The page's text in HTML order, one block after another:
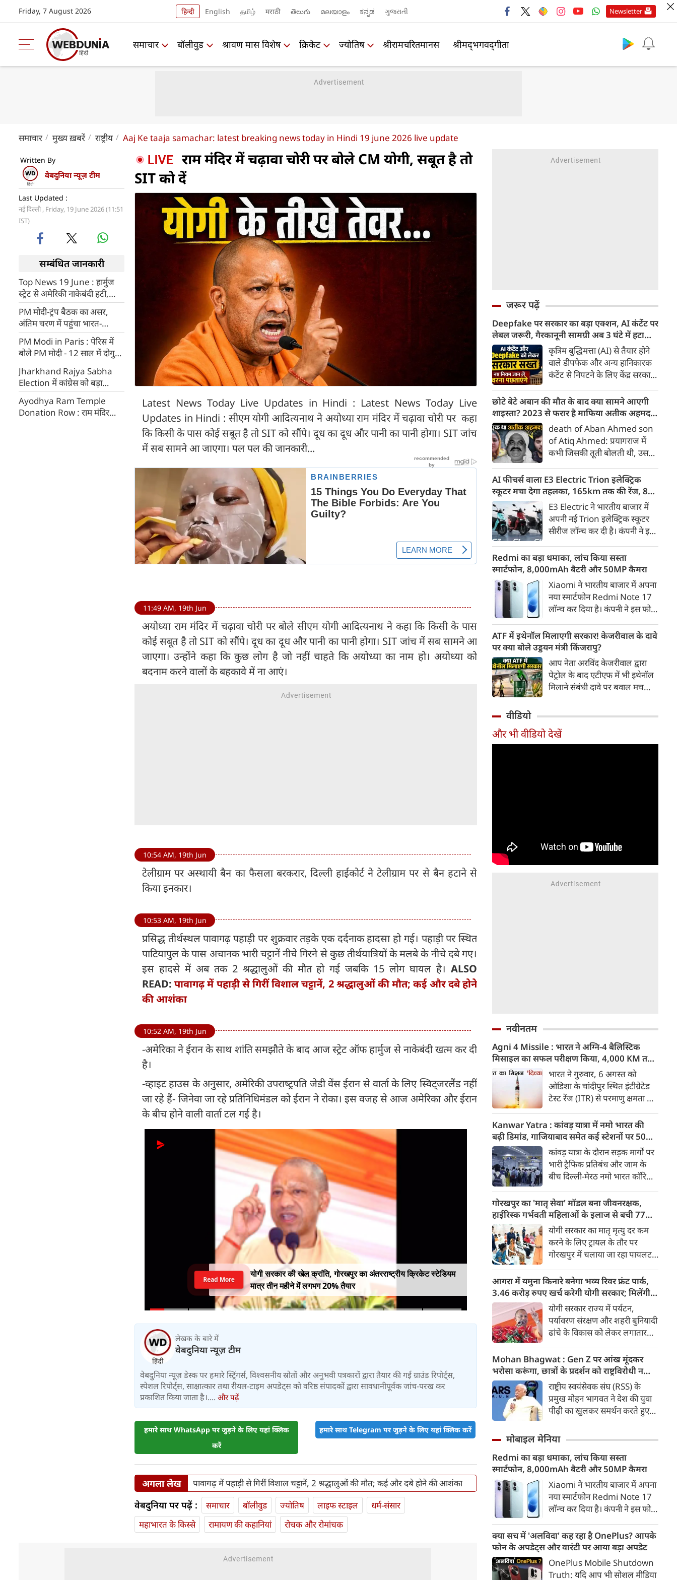
Friday, 7 August 2026 हिन्दी English தமிழ் मराठी తెలుగు മലയാളം ಕನ್ನಡ ગુજરાતી Newsletter
समाचार बॉलीवुड श्रावण मास विशेष क्रिकेट ज्योतिष श्रीरामचरितमानस श्रीमद्‍भगवद्‍गीता
समाचार मुख्य ख़बरें राष्ट्रीय Aaj Ke taaja samachar: latest breaking news today in Hindi 19 june 2026 live update
Written By
वेबदुनिया न्यूज़ टीम
Last Updated :
नई दिल्ली , Friday, 19 June 2026 (11:51
IST)
सम्बंधित जानकारी
Top News 19 June : हार्मुज
स्ट्रेट से अमेरिकी नाकेबंदी हटी,
ईरान से वार्ता टली; सोने के आयात
में 70% गिरावट
PM मोदी-ट्रंप बैठक का असर,
अंतिम चरण में पहुंचा भारत-
अमेरिका व्यापार समझौता
PM Modi in Paris : पेरिस में
बोले PM मोदी - 12 साल में दोगुनी
हुई भारत की GDP, एयरपोर्ट और
यूनिवर्सिटी की संख्या में भी बड़ा
इजाफा
Jharkhand Rajya Sabha
Election में कांग्रेस को बड़ा
झटका, NDA समर्थित परिमल
नाथवानी की जीत
Ayodhya Ram Temple
Donation Row : राम मंदिर
राम मंदिर में चढ़ावा चोरी पर बोले CM योगी, सबूत है तो
SIT को दें
Latest News Today Live Updates in Hindi : Latest News Today Live
Updates in Hindi : सीएम योगी आदित्यनाथ ने अयोध्या राम मंदिर में चढ़ावा चोरी पर कहा
कि किसी के पास कोई सबूत है तो SIT को सौंपे। दूध का दूध और पानी का पानी होगा। SIT जांच
में सब सामने आ जाएगा। पल पल की जानकारी...
11:49 AM, 19th Jun
अयोध्या राम मंदिर में चढ़ावा चोरी पर बोले सीएम योगी आदित्यनाथ ने कहा कि किसी के पास
कोई सबूत है तो SIT को सौंपे। दूध का दूध और पानी का पानी होगा। SIT जांच में सब सामने आ
जाएगा। उन्होंने कहा कि कुछ लोग है जो नहीं चाहते कि अयोध्या का नाम हो। अयोध्या को
बदनाम करने वालों के बहकावे में ना आएं।
10:54 AM, 19th Jun
टेलीग्राम पर अस्थायी बैन का फैसला बरकरार, दिल्ली हाईकोर्ट ने टेलीग्राम पर से बैन हटाने से
किया इनकार।
10:53 AM, 19th Jun
प्रसिद्ध तीर्थस्थल पावागढ़ पहाड़ी पर शुक्रवार तड़के एक दर्दनाक हादसा हो गई। पहाड़ी पर स्थित
पाटियापुल के पास अचानक भारी चट्टानें नीचे गिरने से कुछ तीर्थयात्रियों के मलबे के नीचे दबे गए।
इस हादसे में अब तक 2 श्रद्धालुओं की मौत हो गई जबकि 15 लोग घायल है। ALSO
READ:पावागढ़ में पहाड़ी से गिरीं विशाल चट्टानें, 2 श्रद्धालुओं की मौत; कई और दबे होने
की आशंका
10:52 AM, 19th Jun
-अमेरिका ने ईरान के साथ शांति समझौते के बाद आज स्ट्रेट ऑफ हार्मुज से नाकेबंदी खत्म कर दी
है।
-व्हाइट हाउस के अनुसार, अमेरिकी उपराष्‍ट्रपति जेडी वेंस ईरान से वार्ता के लिए स्विट्जरलैंड नहीं
जा रहे हैं- जिनेवा जा रहे प्रतिनिधिमंडल को ईरान ने रोका। इस वजह से आज अमेरिका और ईरान
के बीच होने वाली वार्ता टल गई है।
योगी सरकार की खेल क्रांति, गोरखपुर का अंतरराष्ट्रीय क्रिकेट स्टेडियम
मात्र तीन महीने में लगभग 20% तैयार
Read More
लेखक के बारे में
वेबदुनिया न्यूज़ टीम
वेबदुनिया न्यूज़ डेस्क पर हमारे स्ट्रिंगर्स, विश्वसनीय स्रोतों और अनुभवी पत्रकारों द्वारा तैयार की गई ग्राउंड रिपोर्ट्स,
स्पेशल रिपोर्ट्स, साक्षात्कार तथा रीयल-टाइम अपडेट्स को वरिष्ठ संपादकों द्वारा सावधानीपूर्वक जांच-परख कर
प्रकाशित किया जाता है।.... और पढ़ें
हमारे साथ WhatsApp पर जुड़ने के लिए यहां क्लिक
करें
हमारे साथ Telegram पर जुड़ने के लिए यहां क्लिक करें
अगला लेख पावागढ़ में पहाड़ी से गिरीं विशाल चट्टानें, 2 श्रद्धालुओं की मौत; कई और दबे होने की आशंका
वेबदुनिया पर पढ़ें : समाचार बॉलीवुड ज्योतिष लाइफ स्‍टाइल
धर्म-संसार
महाभारत के किस्से
रामायण की कहानियां रोचक और रोमांचक
जरूर पढ़ें
Deepfake पर सरकार का बड़ा एक्शन, AI कंटेंट पर
लेबल जरूरी, गैरकानूनी सामग्री अब 3 घंटे में हटानी
होगी, नए नियम जान लें वरना पछताएंगे
कृत्रिम बुद्धिमत्ता (AI) से तैयार होने
वाले डीपफेक और अन्य हानिकारक
कंटेंट से निपटने के लिए केंद्र सरकार
किया है। सरकार ने AI से तैयार कंटेंट
पर स्पष्ट लेबल और पहचान योग्य
मेटाडेटा उपलब्ध कराना अनिवार्य
किया है। साथ ही, सरकारी या
न्यायालय के आदेश के आधार पर
गैरकानूनी जानकारी हटाने की
समयसीमा 36 घंटे से घटाकर 3 घंटे
कर दी गई है।
छोटे बेटे अबान की मौत के बाद क्या सामने आएगी
शाइस्ता? 2023 से फरार है माफिया अतीक अहमद
की पत्नी
death of Aban Ahmed son
of Atiq Ahmed: प्रयागराज में
कभी जिसकी तूती बोलती थी, उस
अहमद के कुनबे पर कानून और
किस्मत की दोहरी मार पड़ रही है।
जिस झांसी जिले में अप्रैल 2023 में
अतीक के एनकाउंटर में मारे गए बेटे
असद की सांसें थमी थीं, उसी झांसी में
अब उसके छोटे बेटे अबान की भीषण
सड़क दुर्घटना में जान चली गई है।
AI फीचर्स वाला E3 Electric Trion इलेक्ट्रिक
स्कूटर मचा देगा तहलका, 165km तक की रेंज, 8
साल की बैटरी वारंटी, कीमत जानेंगे तो हो जाएंगे
हैरान
E3 Electric ने भारतीय बाजार में
अपनी नई Trion इलेक्ट्रिक स्कूटर
सीरीज लॉन्च कर दी है। कंपनी ने इसे
पेश किया है। Trion की शुरुआती
कीमत 99,999 रुपए (एक्स-शोरूम,
बेंगलुरु) रखी गई है। फिलहाल इसकी
बुकिंग बेंगलुरु के ग्राहकों के लिए
कंपनी की आधिकारिक वेबसाइट के
जरिए शुरू की गई है। आने वाले समय
में इसे दूसरे शहरों में भी उपलब्ध
कराया जाएगा।
Redmi का बड़ा धमाका, लांच किया सस्ता
स्मार्टफोन, 8,000mAh बैटरी और 50MP कैमरा
Xiaomi ने भारतीय बाजार में अपना
नया स्मार्टफोन Redmi Note 17
लॉन्च कर दिया है। कंपनी ने इस फोन
डिस्प्ले, 8,000mAh की बड़ी बैटरी
और Qualcomm Snapdragon
चिपसेट के साथ पेश किया है। फोन में
50MP का मेन कैमरा दिया गया है।
इसके अलावा Redmi Note 17 में
Corning Gorilla Glass 7i
चेसिस जैसे फीचर्स मिलते हैं।
ATF में इथेनॉल मिलाएगी सरकार! केजरीवाल के दावे
पर क्या बोले उड्डयन मंत्री किंजरापु?
आप नेता अरविंद केजरीवाल द्वारा
पेट्रोल के बाद एटीएफ में भी इथेनॉल
मिलाने संबंधी दावे पर बवाल मच
इथेनॉल मिलाने की कोई योजना नहीं
है।
वीडियो
और भी वीडियो देखें
नवीनतम
Agni 4 Missile : भारत ने अग्नि-4 बैलिस्टिक
मिसाइल का सफल परीक्षण किया, 4,000 KM तक
मारक क्षमता
भारत ने गुरुवार, 6 अगस्त को
ओडिशा के चांदीपुर स्थित इंटीग्रेटेड
टेस्ट रेंज (ITR) से परमाणु क्षमता से
मिसाइल अग्नि-4 का सफल परीक्षण
किया। रक्षा मंत्रालय के मुताबिक, यह
परीक्षण स्ट्रैटेजिक फोर्सेज कमांड
(SFC) और रक्षा अनुसंधान एवं
विकास संगठन (DRDO) की ओर से
किया गया।
Kanwar Yatra : कांवड़ यात्रा में नमो भारत की
बढ़ी डिमांड, गाजियाबाद समेत कई स्टेशनों पर 50%
तक बढ़ी यात्रियों की संख्याकांवड़ यात्रा के दौरान सड़क मार्गों पर
भारी ट्रैफिक प्रतिबंध और जाम के
बीच दिल्ली-मेरठ नमो भारत कॉरिडोर
परिवहन विकल्प बनकर उभरा है।
तेज़, समयबद्ध और आरामदायक
सफर के चलते कॉरिडोर के कई
स्टेशनों पर यात्रियों की संख्या में 40
से 50 प्रतिशत तक बढ़ गई है।
गोरखपुर का 'मातृ सेवा' मॉडल बना जीवनरक्षक,
हाईरिस्क गर्भवती महिलाओं के इलाज से बची 77
जिंदगियां
योगी सरकार का मातृ मृत्यु दर कम
करने के लिए ट्रायल के तौर पर
गोरखपुर में चलाया जा रहा पायलट
बनकर उभरा है। मुख्यमंत्री योगी
आदित्यनाथ के निर्देश पर पायलट
प्रोजेक्ट ‘मातृ सेवा’ का लक्ष्य हाई
रिस्क गर्भवती केसों को तुरंत बड़े
अस्पतालों में रेफर कर बचाना है।
आगरा में यमुना किनारे बनेगा भव्य रिवर फ्रंट पार्क,
3.46 करोड़ रुपए खर्च करेगी योगी सरकार; मिलेंगी ये
खास सुविधाएं
योगी सरकार राज्य में पर्यटन,
पर्यावरण संरक्षण और शहरी बुनियादी
ढांचे के विकास को लेकर लगातार
कड़ी में अब ताजनगरी में यमुना नदी
के किनारों को खूबसूरत, प्रदूषण मुक्त
और उपयोगी बनाने की बड़ी तैयारी
शुरू हो गई है। आगरा के झलकारी
बाई चौराहे से लेकर वेदांत मंदिर के
पास यमुना किनारे (यमुना बैंक साइड)
किया जा रहा है।
Mohan Bhagwat : Gen Z पर आंख मूंदकर
भरोसा करूंगा, छात्रों के प्रदर्शन को राष्ट्रविरोधी न
बताएं, RSS प्रमुख मोहन भागवत का बड़ा बयान, चीन
और पाकिस्तान को लेकर क्या कहा
राष्ट्रीय स्वयंसेवक संघ (RSS) के
प्रमुख मोहन भागवत ने देश की युवा
पीढ़ी का खुलकर समर्थन करते हुए
मूंदकर भरोसा करेंगे। उन्होंने कहा कि
छात्रों को राष्ट्रविरोधी नहीं कहा जाना
चाहिए। युवाओं की बात को दबाने के
बजाय उनके साथ संवाद के जरिए
उनकी चिंताओं को समझने की
जरूरत है।
मोबाइल मेनिया
Redmi का बड़ा धमाका, लांच किया सस्ता
स्मार्टफोन, 8,000mAh बैटरी और 50MP कैमरा
Xiaomi ने भारतीय बाजार में अपना
नया स्मार्टफोन Redmi Note 17
लॉन्च कर दिया है। कंपनी ने इस फोन
डिस्प्ले, 8,000mAh की बड़ी बैटरी
और Qualcomm Snapdragon
चिपसेट के साथ पेश किया है। फोन में
50MP का मेन कैमरा दिया गया है।
क्या सच में 'अलविदा' कह रहा है OnePlus? आपके
फोन के अपडेट्स और वारंटी पर आया बड़ा अपडेट
OnePlus Mobile Shutdown
Truth: यदि आप भी सोशल मीडिया